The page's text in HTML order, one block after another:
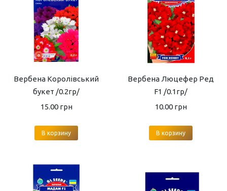
Вербена Королівський
букет /0.2гр/
15.00 грн
В корзину
Вербена Люцефер Ред
F1 /0.1гр/
10.00 грн
В корзину